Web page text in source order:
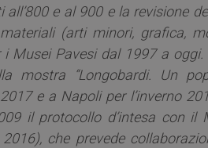
e al 900 e la revisione
(arti minori, grafica,
Musei Pavesi dal 1997 a
mostra “Longobardi. Un
e a Napoli per l’inverno
il protocollo d’intesa con il
che prevede